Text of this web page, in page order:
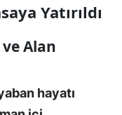
Yatırıldı
Alan
hayatı